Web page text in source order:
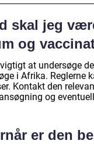
skal jeg
og
vigtigt at undersøge
i Afrika. Reglerne
Kontakt den
og
er den